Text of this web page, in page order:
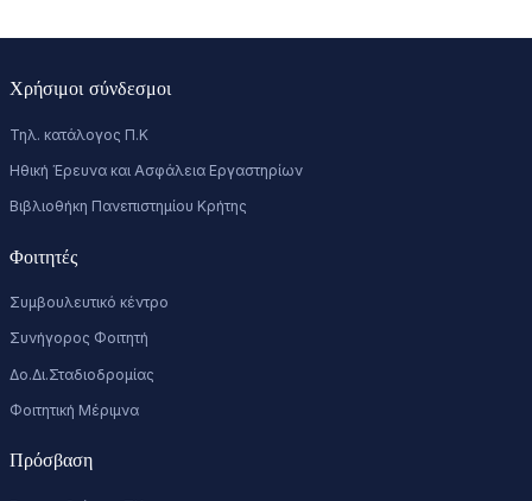
Χρήσιμοι σύνδεσμοι
Τηλ. κατάλογος Π.Κ
Ηθική Έρευνα και Ασφάλεια Εργαστηρίων
Βιβλιοθήκη Πανεπιστημίου Κρήτης
Φοιτητές
Συμβουλευτικό κέντρο
Συνήγορος Φοιτητή
Δο.Δι.Σταδιοδρομίας
Φοιτητική Μέριμνα
Πρόσβαση